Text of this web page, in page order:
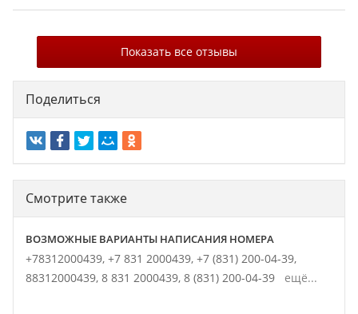
Показать все отзывы
Поделиться
Смотрите также
ВОЗМОЖНЫЕ ВАРИАНТЫ НАПИСАНИЯ НОМЕРА
+78312000439, +7 831 2000439, +7 (831) 200-04-39,
88312000439, 8 831 2000439, 8 (831) 200-04-39 ещё...